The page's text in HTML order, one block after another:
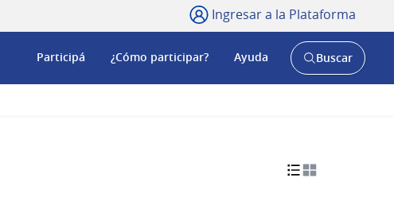
Ingresar a la Plataforma
Participá ¿Cómo participar? Ayuda
AbrirBuscar